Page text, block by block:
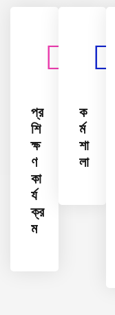
প্র
শি
ক্ষ
ণ
কা
র্য
ক্র
ম
ক
র্ম
শা
লা